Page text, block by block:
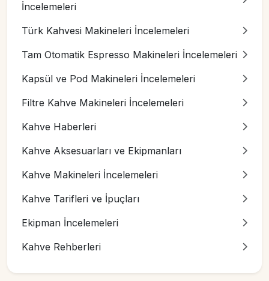
İncelemeleri
Türk Kahvesi Makineleri İncelemeleri
Tam Otomatik Espresso Makineleri İncelemeleri
Kapsül ve Pod Makineleri İncelemeleri
Filtre Kahve Makineleri İncelemeleri
Kahve Haberleri
Kahve Aksesuarları ve Ekipmanları
Kahve Makineleri İncelemeleri
Kahve Tarifleri ve İpuçları
Ekipman İncelemeleri
Kahve Rehberleri